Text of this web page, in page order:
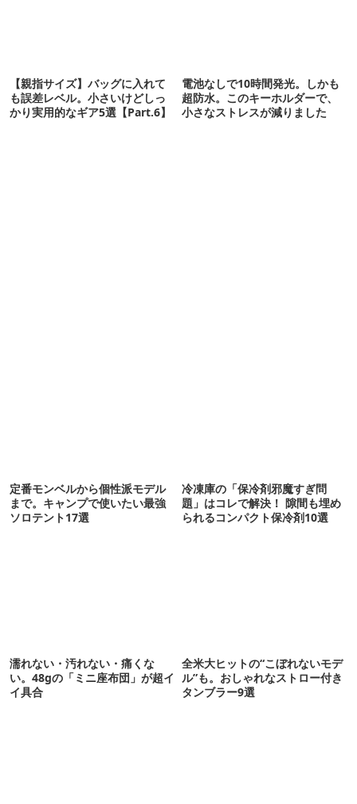
【親指サイズ】バッグに入れて
も誤差レベル。小さいけどしっ
かり実用的なギア5選【Part.6】
電池なしで10時間発光。しかも
超防水。このキーホルダーで、
小さなストレスが減りました
定番モンベルから個性派モデル
まで。キャンプで使いたい最強
ソロテント17選
冷凍庫の「保冷剤邪魔すぎ問
題」はコレで解決！ 隙間も埋め
られるコンパクト保冷剤10選
濡れない・汚れない・痛くな
い。48gの「ミニ座布団」が超イ
イ具合
全米大ヒットの“こぼれないモデ
ル”も。おしゃれなストロー付き
タンブラー9選